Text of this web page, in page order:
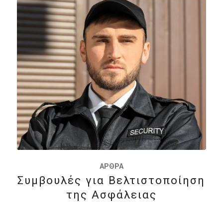
ΆΡΘΡΑ
Συμβουλές για Βελτιστοποίηση
της Ασφάλειας